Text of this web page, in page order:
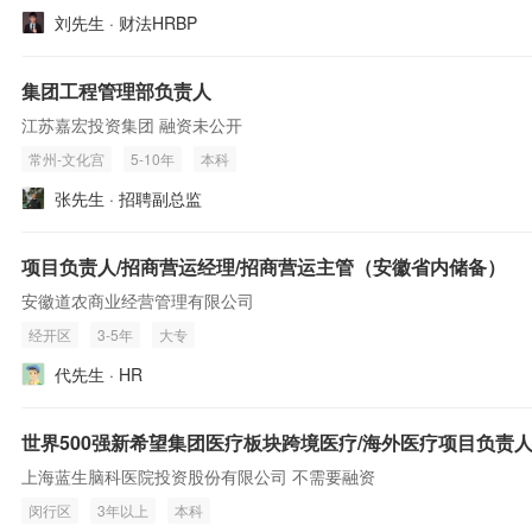
刘先生 · 财法HRBP
集团工程管理部负责人
江苏嘉宏投资集团 融资未公开
常州-文化宫 5-10年 本科
张先生 · 招聘副总监
项目负责人/招商营运经理/招商营运主管（安徽省内储备）
安徽道农商业经营管理有限公司
经开区 3-5年 大专
代先生 · HR
世界500强新希望集团医疗板块跨境医疗/海外医疗项目负责
上海蓝生脑科医院投资股份有限公司 不需要融资
闵行区 3年以上 本科